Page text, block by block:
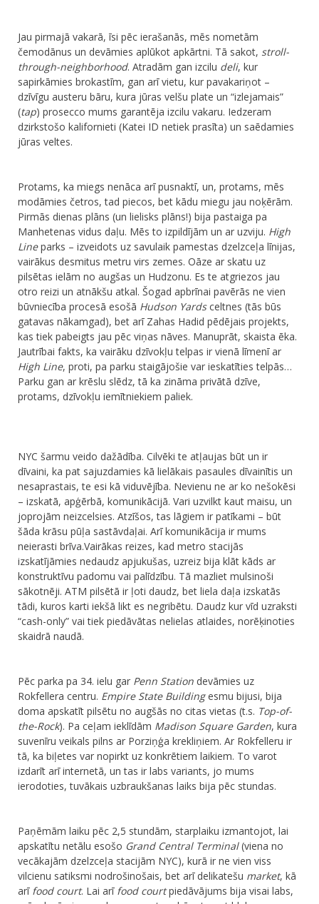
Jau pirmajā vakarā, īsi pēc ierašanās, mēs nometām
čemodānus un devāmies aplūkot apkārtni. Tā sakot, stroll-
through-neighborhood. Atradām gan izcilu deli, kur
sapirkāmies brokastīm, gan arī vietu, kur pavakariņot –
dzīvīgu austeru bāru, kura jūras velšu plate un “izlejamais”
(tap) prosecco mums garantēja izcilu vakaru. Iedzeram
dzirkstošo kalifornieti (Katei ID netiek prasīta) un saēdamies
jūras veltes.
​Protams, ka miegs nenāca arī pusnaktī, un, protams, mēs
modāmies četros, tad piecos, bet kādu miegu jau noķērām.​
Pirmās dienas plāns (un lielisks plāns!) bija pastaiga pa
Manhetenas vidus daļu. Mēs to izpildījām un ar uzviju. High
Lineparks – izveidots uz savulaik pamestas dzelzceļa līnijas,
vairākus desmitus metru virs zemes. Oāze ar skatu uz
pilsētas ielām no augšas un Hudzonu. Es te atgriezos jau
otro reizi un atnākšu atkal. Šogad apbrīnai pavērās ne vien
būvniecība procesā esošā Hudson Yardsceltnes (tās būs
gatavas nākamgad), bet arī Zahas Hadid pēdējais projekts,
kas tiek pabeigts jau pēc viņas nāves. Manuprāt, skaista ēka.
Jautrībai fakts, ka vairāku dzīvokļu telpas ir vienā līmenī ar
High Line, proti, pa parku staigājošie var ieskatīties telpās…
Parku gan ar krēslu slēdz, tā ka zināma privātā dzīve,
protams, dzīvokļu iemītniekiem paliek.
NYC šarmu veido dažādība. Cilvēki te atļaujas būt un ir
dīvaini, ka pat sajuzdamies kā lielākais pasaules dīvainītis un
nesaprastais, te esi kā viduvējība. Nevienu ne ar ko nešokēsi
– izskatā, apģērbā, komunikācijā. Vari uzvilkt kaut maisu, un
joprojām neizcelsies. Atzīšos, tas lāgiem ir patīkami – būt
šāda krāsu pūļa sastāvdaļai. Arī komunikācija ir mums
neierasti brīva.Vairākas reizes, kad metro stacijās
izskatījāmies nedaudz apjukušas, uzreiz bija klāt kāds ar
konstruktīvu padomu vai palīdzību. Tā mazliet mulsinoši
sākotnēji. ATM pilsētā ir ļoti daudz, bet liela daļa izskatās
tādi, kuros karti iekšā likt es negribētu. Daudz kur vīd uzraksti
“cash-only” vai tiek piedāvātas nelielas atlaides, norēķinoties
skaidrā naudā.
​Pēc parka pa 34. ielu gar Penn Station devāmies uz
Rokfellera centru. Empire State Buildingesmu bijusi, bija
doma apskatīt pilsētu no augšās no citas vietas (t.s. Top-of-
the-Rock). Pa ceļam ieklīdām Madison Square Garden, kura
suvenīru veikals pilns ar Porziņģa krekliņiem. Ar Rokfelleru ir
tā, ka biļetes var nopirkt uz konkrētiem laikiem. To varot
izdarīt arī internetā, un tas ir labs variants, jo mums
ierodoties, tuvākais uzbraukšanas laiks bija pēc stundas.
Paņēmām laiku pēc 2,5 stundām, starplaiku izmantojot, lai
apskatītu netālu esošo Grand Central Terminal(viena no
vecākajām dzelzceļa stacijām NYC), kurā ir ne vien viss
vilcienu satiksmi nodrošinošais, bet arī delikatešu market, kā
arī food court. Lai arī food courtpiedāvājums bija visai labs,